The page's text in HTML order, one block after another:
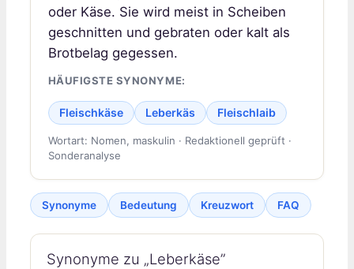
oder Käse. Sie wird meist in Scheiben
geschnitten und gebraten oder kalt als
Brotbelag gegessen.
HÄUFIGSTE SYNONYME:
Fleischkäse Leberkäs Fleischlaib
Wortart: Nomen, maskulin · Redaktionell geprüft ·
Sonderanalyse
Synonyme Bedeutung Kreuzwort FAQ
Synonyme zu „Leberkäse”